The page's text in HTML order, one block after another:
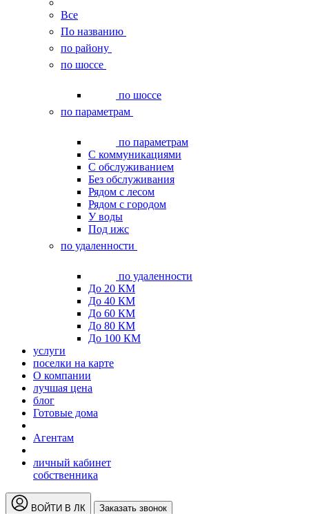
Все
По названию
по району
по шоссе
по шоссе
по параметрам
по параметрам
С коммуникациями
С обслуживанием
Без обслуживания
Рядом с лесом
Рядом с городом
У воды
Под ижс
по удаленности
по удаленности
До 20 КМ
До 40 КМ
До 60 КМ
До 80 КМ
До 100 КМ
услуги
поселки на карте
О компании
лучшая цена
блог
Готовые дома
Агентам
личный кабинет
собственника
ВОЙТИ В ЛК Заказать звонок